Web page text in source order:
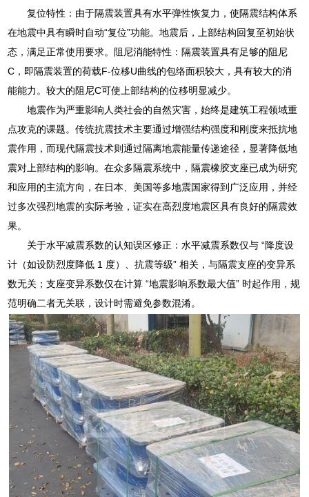
复位特性：由于隔震装置具有水平弹性恢复力，使隔震结构体系
在地震中具有瞬时自动“复位”功能。地震后，上部结构回复至初始状
态，满足正常使用要求。阻尼消能特性：隔震装置具有足够的阻尼
C，即隔震装置的荷载F-位移U曲线的包络面积较大，具有较大的消
能能力。较大的阻尼C可使上部结构的位移明显减少。
地震作为严重影响人类社会的自然灾害，始终是建筑工程领域重
点攻克的课题。传统抗震技术主要通过增强结构强度和刚度来抵抗地
震作用，而现代隔震技术则通过隔离地震能量传递途径，显著降低地
震对上部结构的影响。在众多隔震系统中，隔震橡胶支座已成为研究
和应用的主流方向，在日本、美国等多地震国家得到广泛应用，并经
过多次强烈地震的实际考验，证实在高烈度地震区具有良好的隔震效
果。
关于水平减震系数的认知误区修正：水平减震系数仅与 “降度设
计（如设防烈度降低 1 度）、抗震等级” 相关，与隔震支座的变异系
数无关；支座变异系数仅在计算 “地震影响系数最大值” 时起作用，规
范明确二者无关联，设计时需避免参数混淆。